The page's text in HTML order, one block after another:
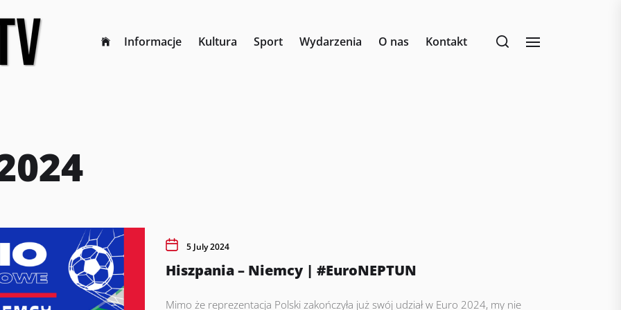
Informacje Kultura Sport Wydarzenia O nas Kontakt
5 July 2024
Hiszpania – Niemcy | #EuroNEPTUN
Mimo że reprezentacja Polski zakończyła już swój udział w Euro 2024, my nie